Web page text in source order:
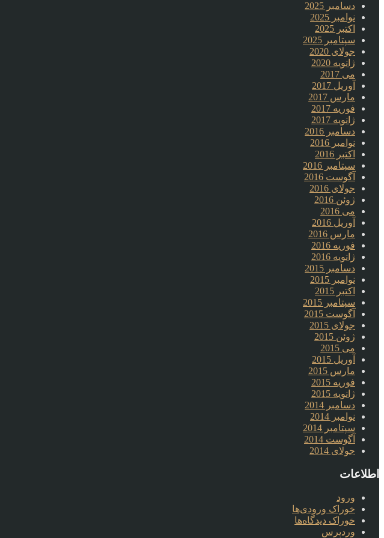
دسامبر 2025
نوامبر 2025
اکتبر 2025
سپتامبر 2025
جولای 2020
ژانویه 2020
می 2017
آوریل 2017
مارس 2017
فوریه 2017
ژانویه 2017
دسامبر 2016
نوامبر 2016
اکتبر 2016
سپتامبر 2016
آگوست 2016
جولای 2016
ژوئن 2016
می 2016
آوریل 2016
مارس 2016
فوریه 2016
ژانویه 2016
دسامبر 2015
نوامبر 2015
اکتبر 2015
سپتامبر 2015
آگوست 2015
جولای 2015
ژوئن 2015
می 2015
آوریل 2015
مارس 2015
فوریه 2015
ژانویه 2015
دسامبر 2014
نوامبر 2014
سپتامبر 2014
آگوست 2014
جولای 2014
اطلاعات
ورود
خوراک ورودی‌ها
خوراک دیدگاه‌ها
وردپرس